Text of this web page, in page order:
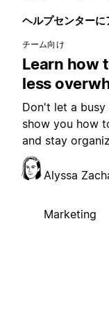
ヘルプセンターに
チーム向け
Learn how
less
Don't let a busy
show you how
and stay
Alyssa
Marketing